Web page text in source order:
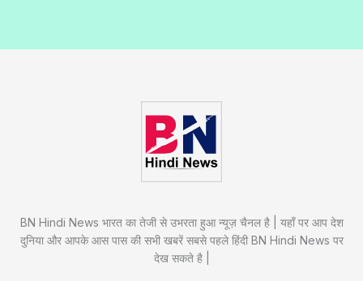
BN Hindi News भारत का तेजी से उभरता हुआ न्यूज़ चैनल है | यहाँ पर आप देश
दुनिया और आपके आस पास की सभी खबरें सबसे पहले हिंदी BN Hindi News पर
देख सकते है |